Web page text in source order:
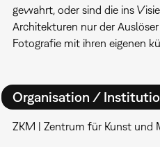
gewahrt, oder sind die ins
Architekturen nur der
Fotografie mit ihren eigenen
Organisation /
ZKM | Zentrum für Kunst und